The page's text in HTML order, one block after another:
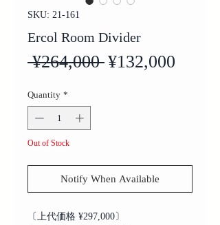
SKU: 21-161
Ercol Room Divider
¥264,000 Regular
¥132,000
Quantity *
Out of Stock
Notify When Available
〔上代価格 ¥297,000〕